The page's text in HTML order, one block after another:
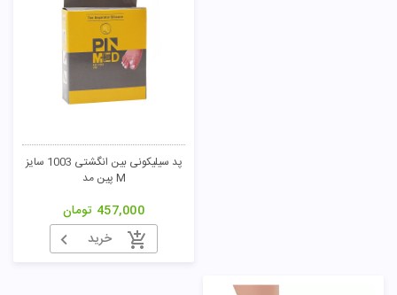
پد سیلیکونی بین انگشتی 1003 سایز
M پین مد
457,000 تومان
خرید